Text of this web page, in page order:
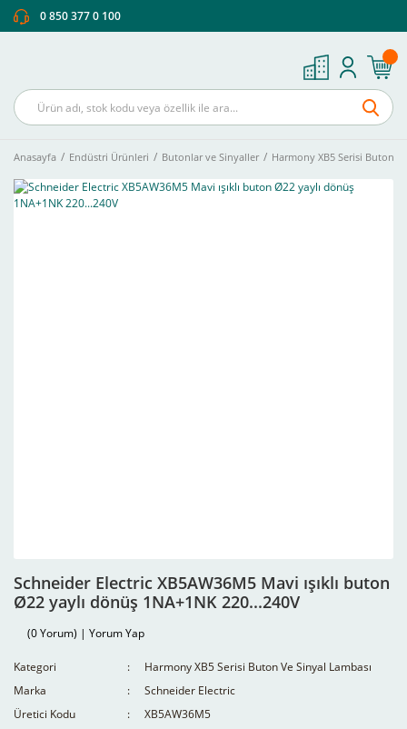
0 850 377 0 100
Anasayfa Endüstri Ürünleri Butonlar ve Sinyaller Harmony XB5 Serisi Buton
Schneider Electric XB5AW36M5 Mavi ışıklı buton
Ø22 yaylı dönüş 1NA+1NK 220...240V
(0 Yorum) | Yorum Yap
Kategori
Harmony XB5 Serisi Buton Ve Sinyal Lambası
Marka
Schneider Electric
Üretici Kodu
XB5AW36M5